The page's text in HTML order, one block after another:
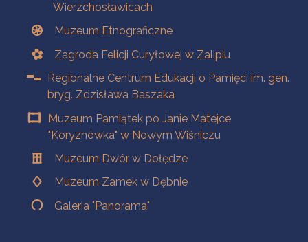
Wierzchosławicach
Muzeum Etnograficzne
Zagroda Felicji Curyłowej w Zalipiu
Regionalne Centrum Edukacji o Pamięci im. gen.
bryg. Zdzisława Baszaka
Muzeum Pamiątek po Janie Matejce
"Koryznówka" w Nowym Wiśniczu
Muzeum Dwór w Dołędze
Muzeum Zamek w Dębnie
Galeria "Panorama"